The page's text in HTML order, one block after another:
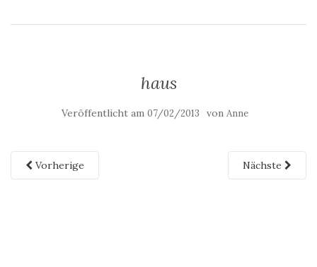
haus
Veröffentlicht am 07/02/2013 von Anne
Vorherige Nächste